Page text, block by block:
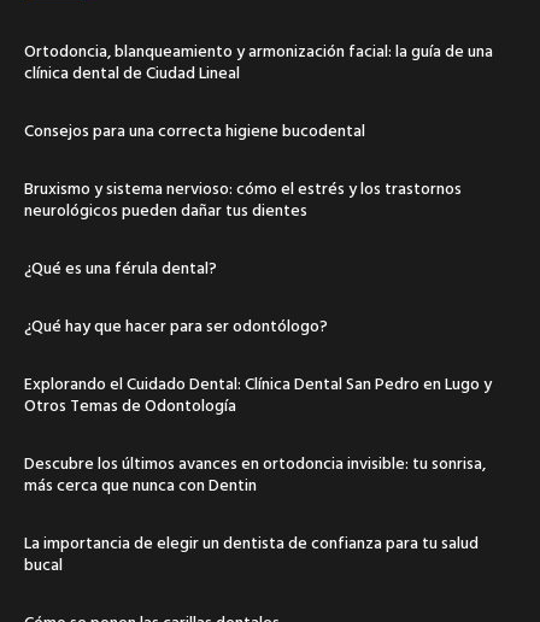
Ortodoncia, blanqueamiento y armonización facial: la guía de una
clínica dental de Ciudad Lineal
Consejos para una correcta higiene bucodental
Bruxismo y sistema nervioso: cómo el estrés y los trastornos
neurológicos pueden dañar tus dientes
¿Qué es una férula dental?
¿Qué hay que hacer para ser odontólogo?
Explorando el Cuidado Dental: Clínica Dental San Pedro en Lugo y
Otros Temas de Odontología
Descubre los últimos avances en ortodoncia invisible: tu sonrisa,
más cerca que nunca con Dentin
La importancia de elegir un dentista de confianza para tu salud
bucal